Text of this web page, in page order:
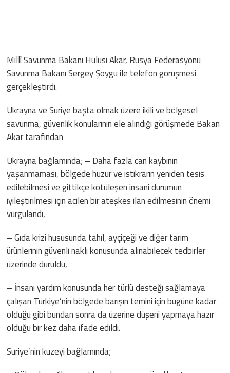
Millî Savunma Bakanı Hulusi Akar, Rusya Federasyonu
Savunma Bakanı Sergey Şoygu ile telefon görüşmesi
gerçekleştirdi.
Ukrayna ve Suriye başta olmak üzere ikili ve bölgesel
savunma, güvenlik konularının ele alındığı görüşmede Bakan
Akar tarafından
Ukrayna bağlamında; – Daha fazla can kaybının
yaşanmaması, bölgede huzur ve istikrarın yeniden tesis
edilebilmesi ve gittikçe kötüleşen insani durumun
iyileştirilmesi için acilen bir ateşkes ilan edilmesinin önemi
vurgulandı,
– Gıda krizi hususunda tahıl, ayçiçeği ve diğer tarım
ürünlerinin güvenli nakli konusunda alınabilecek tedbirler
üzerinde duruldu,
– İnsani yardım konusunda her türlü desteği sağlamaya
çalışan Türkiye’nin bölgede barışın temini için bugüne kadar
olduğu gibi bundan sonra da üzerine düşeni yapmaya hazır
olduğu bir kez daha ifade edildi.
Suriye’nin kuzeyi bağlamında;